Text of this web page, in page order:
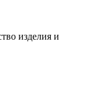
изделия и